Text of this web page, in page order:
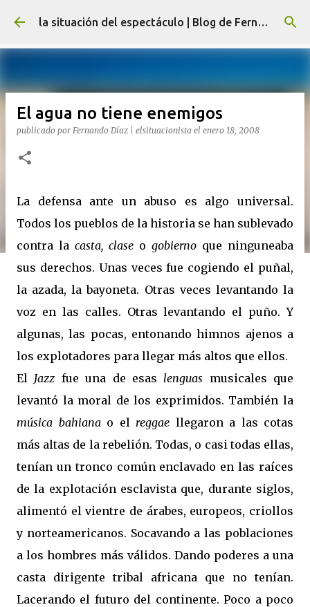
Ir al contenido principal la situación del espectáculo | Blog de Fernando Díaz
El agua no tiene enemigos
publicado por Fernando Díaz | elsituacionista el enero 18, 2008
La defensa ante un abuso es algo universal.
Todos los pueblos de la historia se han sublevado
contra la casta, clase o gobierno que ninguneaba
sus derechos. Unas veces fue cogiendo el puñal,
la azada, la bayoneta. Otras veces levantando la
voz en las calles. Otras levantando el puño. Y
algunas, las pocas, entonando himnos ajenos a
los explotadores para llegar más altos que ellos.
El Jazz fue una de esaslenguas musicales que
levantó la moral de los exprimidos. También la
música bahianao el reggae llegaron a las cotas
más altas de la rebelión. Todas, o casi todas ellas,
tenían un tronco común enclavado en las raíces
de la explotación esclavista que, durante siglos,
alimentó el vientre de árabes, europeos, criollos
y norteamericanos. Socavando a las poblaciones
a los hombres más válidos. Dando poderes a una
casta dirigente tribal africana que no tenían.
Lacerando el futuro del continente. Poco a poco